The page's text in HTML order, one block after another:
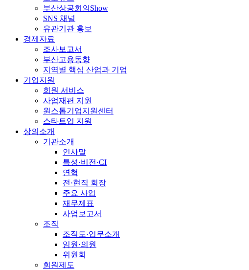
부산상공회의Show
SNS 채널
유관기관 홍보
경제자료
조사보고서
부산고용동향
지역별 핵심 산업과 기업
기업지원
회원 서비스
사업재편 지원
원스톱기업지원센터
스타트업 지원
상의소개
기관소개
인사말
특성·비전·CI
연혁
전·현직 회장
주요 사업
재무제표
사업보고서
조직
조직도·업무소개
임원·의원
위원회
회원제도